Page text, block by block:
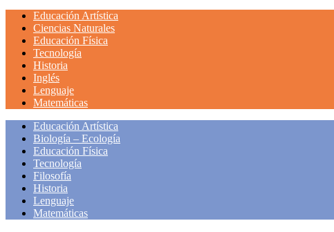
Educación Artística
Ciencias Naturales
Educación Física
Tecnología
Historia
Inglés
Lenguaje
Matemáticas
Educación Artística
Biología – Ecología
Educación Física
Tecnología
Filosofía
Historia
Lenguaje
Matemáticas